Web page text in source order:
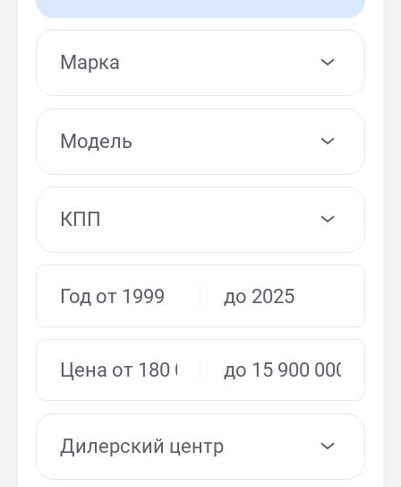
Модель
КПП
Дилерский центр